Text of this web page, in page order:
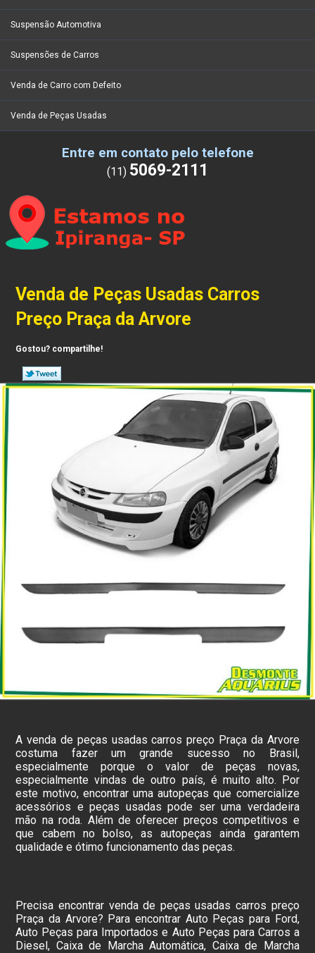
Suspensão Automotiva
Suspensões de Carros
Venda de Carro com Defeito
Venda de Peças Usadas
Entre em contato pelo telefone
(11) 5069-2111
Venda de Peças Usadas Carros
Preço Praça da Arvore
Gostou? compartilhe!
A venda de peças usadas carros preço Praça da Arvore
costuma fazer um grande sucesso no Brasil,
especialmente porque o valor de peças novas,
especialmente vindas de outro país, é muito alto. Por
este motivo, encontrar uma autopeças que comercialize
acessórios e peças usadas pode ser uma verdadeira
mão na roda. Além de oferecer preços competitivos e
que cabem no bolso, as autopeças ainda garantem
qualidade e ótimo funcionamento das peças.
Precisa encontrar venda de peças usadas carros preço
Praça da Arvore? Para encontrar Auto Peças para Ford,
Auto Peças para Importados e Auto Peças para Carros a
Diesel, Caixa de Marcha Automática, Caixa de Marcha